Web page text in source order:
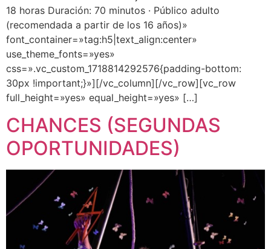
18 horas Duración: 70 minutos · Público adulto
(recomendada a partir de los 16 años)»
font_container=»tag:h5|text_align:center»
use_theme_fonts=»yes»
css=».vc_custom_1718814292576{padding-bottom:
30px !important;}»][/vc_column][/vc_row][vc_row
full_height=»yes» equal_height=»yes» […]
CHANCES (SEGUNDAS
OPORTUNIDADES)